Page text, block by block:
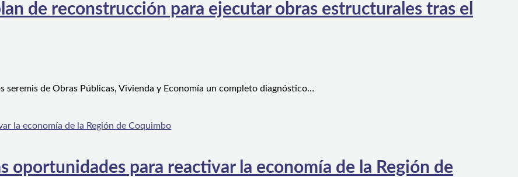
de reconstrucción para ejecutar obras estructurales tras el
de Obras Públicas, Vivienda y Economía un completo diagnóstico…
oportunidades para reactivar la economía de la Región de